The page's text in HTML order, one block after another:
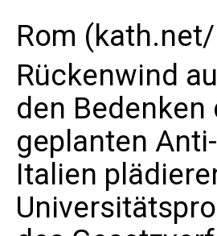
Rom
Rückenwind
den
geplanten
Italien